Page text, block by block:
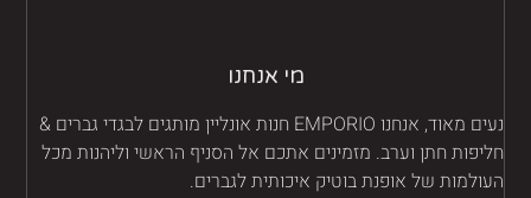
מי אנחנו
נעים מאוד, אנחנו EMPORIO חנות אונליין מותגים לבגדי גברים &
חתן וערב. מזמינים אתכם אל הסניף הראשי וליהנות מכל
של אופנת בוטיק איכותית לגברים.